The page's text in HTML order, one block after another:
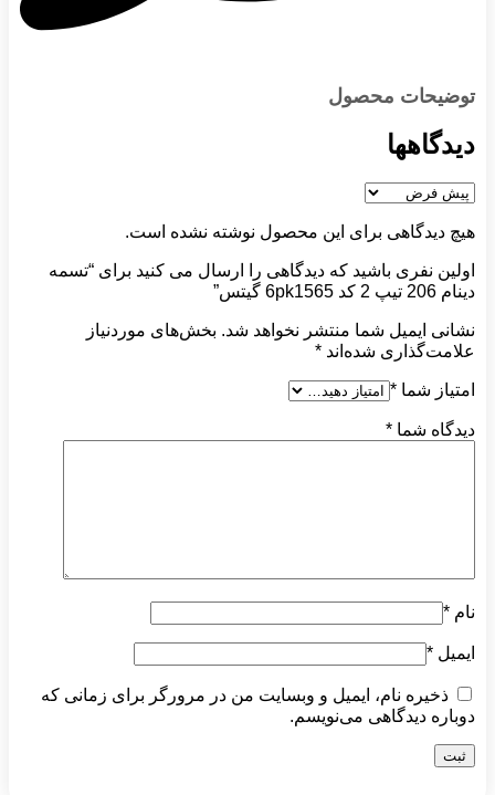
توضیحات محصول
دیدگاهها
هیچ دیدگاهی برای این محصول نوشته نشده است.
اولین نفری باشید که دیدگاهی را ارسال می کنید برای “تسمه
دینام 206 تیپ 2 کد 6pk1565 گیتس”
نشانی ایمیل شما منتشر نخواهد شد. بخش‌های موردنیاز
علامت‌گذاری شده‌اند *
امتیاز شما *
دیدگاه شما *
نام *
ایمیل *
ذخیره نام، ایمیل و وبسایت من در مرورگر برای زمانی که
دوباره دیدگاهی می‌نویسم.